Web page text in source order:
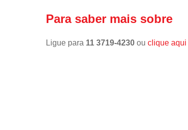
Para saber mais sobre
Ligue para 11 3719-4230 ou clique aqui